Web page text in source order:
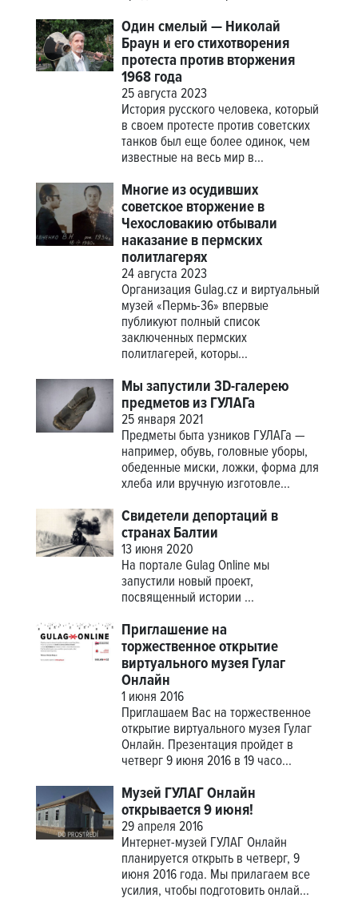
Один смелый — Николай
Браун и его стихотворения
протеста против вторжения
1968 года
25 августа 2023
История русского человека, который
в своем протесте против советских
танков был еще более одинок, чем
известные на весь мир в...
Многие из осудивших
советское вторжение в
Чехословакию отбывали
наказание в пермских
политлагерях
24 августа 2023
Организация Gulag.cz и виртуальный
музей «Пермь-36» впервые
публикуют полный список
заключенных пермских
политлагерей, которы...
Мы запустили 3D-галерею
предметов из ГУЛАГа
25 января 2021
Предметы быта узников ГУЛАГа —
например, обувь, головные уборы,
обеденные миски, ложки, форма для
хлеба или вручную изготовле...
Свидетели депортаций в
странах Балтии
13 июня 2020
На портале Gulag Online мы
запустили новый проект,
посвященный истории ...
Приглашение на
торжественное открытие
виртуального музея Гулаг
Онлайн
1 июня 2016
Приглашаем Вас на торжественное
открытие виртуального музея Гулаг
Онлайн. Презентация пройдет в
четверг 9 июня 2016 в 19 часо...
Музей ГУЛАГ Онлайн
открывается 9 июня!
29 апреля 2016
Интернет-музей ГУЛАГ Онлайн
планируется открыть в четверг, 9
июня 2016 года. Мы прилагаем все
усилия, чтобы подготовить онлай...